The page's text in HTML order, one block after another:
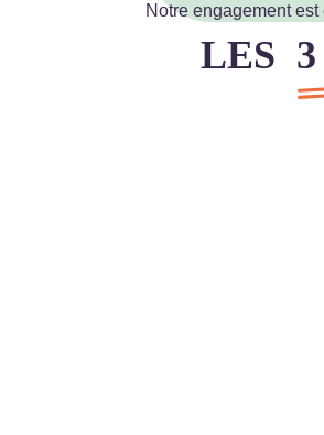
En cochant cette case, vous acceptez lapolitique de
Notre engagement
LES